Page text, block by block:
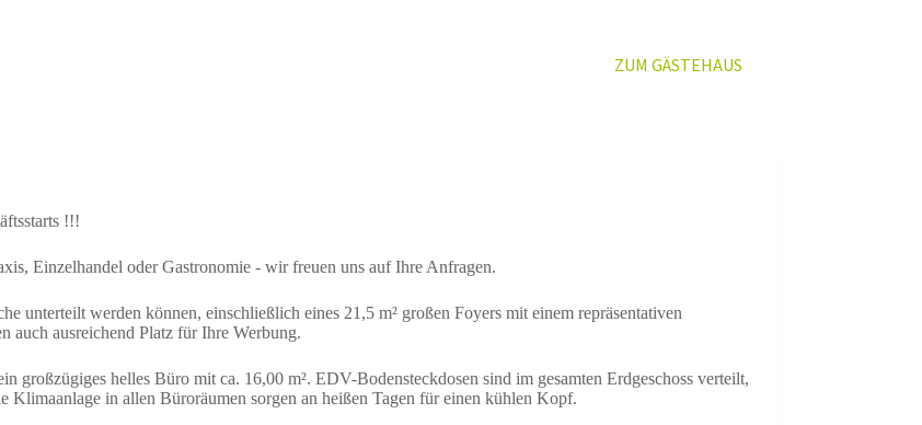
ZUM GÄSTEHAUS
!!!
Einzelhandel oder Gastronomie - wir freuen uns auf Ihre Anfragen.
unterteilt werden können, einschließlich eines 21,5 m² großen Foyers mit einem repräsentativen
auch ausreichend Platz für Ihre Werbung.
großzügiges helles Büro mit ca. 16,00 m². EDV-Bodensteckdosen sind im gesamten Erdgeschoss verteilt,
in allen Büroräumen sorgen an heißen Tagen für einen kühlen Kopf.